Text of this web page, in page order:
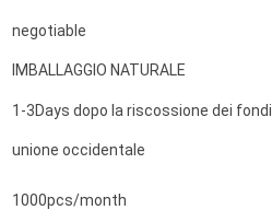
negotiable
IMBALLAGGIO NATURALE
1-3Days dopo la riscossione dei fondi
unione occidentale
1000pcs/month